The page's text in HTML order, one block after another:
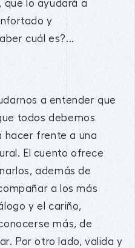
que lo ayudará a
y
cuál es?...
a entender que
todos debemos
hacer frente a una
El cuento ofrece
además de
a los más
y el cariño,
más, de
Por otro lado, valida y